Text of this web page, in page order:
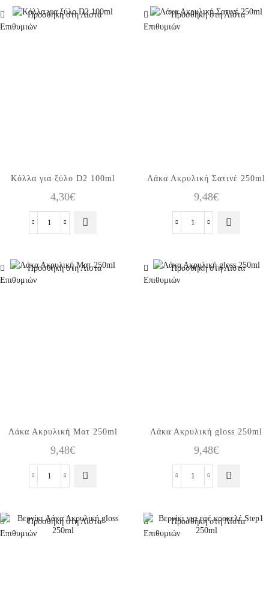
glitter
για
Προσθήκη στη Λίστα
Επιθυμιών
Κόλλα για ξύλο D2 100ml
4,30€
Κόλλα
D2
Προσθήκη στη Λίστα
Επιθυμιών
Λάκα Ακρυλική Σατινέ 250ml
9,48€
Λάκα
250ml
Προσθήκη στη Λίστα
Επιθυμιών
Λάκα Ακρυλική Ματ 250ml
9,48€
Λάκα
250ml
ποσότητα
Προσθήκη στη Λίστα
Επιθυμιών
Λάκα Ακρυλική gloss 250ml
9,48€
Λάκα
250ml
ποσότητα
Προσθήκη στη Λίστα
Επιθυμιών
Προσθήκη στη Λίστα
Επιθυμιών